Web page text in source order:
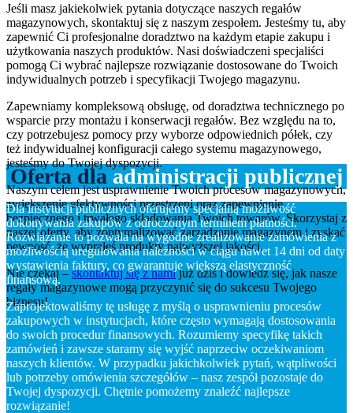
Jeśli masz jakiekolwiek pytania dotyczące naszych regałów
magazynowych, skontaktuj się z naszym zespołem. Jesteśmy tu, aby
zapewnić Ci profesjonalne doradztwo na każdym etapie zakupu i
użytkowania naszych produktów. Nasi doświadczeni specjaliści
pomogą Ci wybrać najlepsze rozwiązanie dostosowane do Twoich
indywidualnych potrzeb i specyfikacji Twojego magazynu.
Zapewniamy kompleksową obsługę, od doradztwa technicznego po
wsparcie przy montażu i konserwacji regałów. Bez względu na to,
czy potrzebujesz pomocy przy wyborze odpowiednich półek, czy
też indywidualnej konfiguracji całego systemu magazynowego,
jesteśmy do Twojej dyspozycji.
Naszym celem jest usprawnienie Twoich procesów magazynowych,
zwiększenie efektywności przestrzeni oraz zapewnienie
bezpiecznego i trwałego składowania Twoich towarów. Skorzystaj z
naszej oferty, aby zoptymalizować zarządzanie magazynem i zyskać
pewność, że wybrałeś produkty najwyższej jakości.
Nie czekaj – skontaktuj się z namijuż dziś i dowiedz się, jak nasze
regały magazynowe mogą przyczynić się do sukcesu Twojego
biznesu!
Oferta dlaadministracji publicznej
Dla instytucji publicznych oferujemy specjalną możliwość
dokonywania zakupów z odroczonym terminem płatności.
Rozwiązanie to pozwala na wygodne zrealizowanie zamówienia z
możliwością uregulowania należności w ciągu nawet 14 dni od daty
wystawienia faktury, co gwarantuje większą elastyczność
finansową.
Zaprojektowaliśmy tę usługę z myślą o usprawnieniu procesów
zakupowych w instytucjach, które często wymagają dostosowania
do swoich procedur finansowych. Rozumiemy specyfikę takich
zamówień i zawsze staramy się wyjść naprzeciw oczekiwaniom
naszych klientów. W przypadku jakichkolwiek pytań, wątpliwości
lub potrzeby omówienia szczegółów – nasz zespół pozostaje do
Twojej dyspozycji. Chętnie pomożemy znaleźć najlepsze
rozwiązanie!